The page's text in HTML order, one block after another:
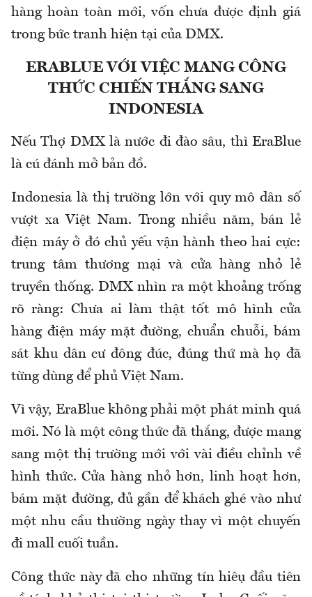
hàng hoàn toàn mới, vốn chưa được định giá
trong bức tranh hiện tại của DMX.
ERABLUE VỚI VIỆC MANG CÔNG
THỨC CHIẾN THẮNG SANG
INDONESIA
Nếu Thợ DMX là nước đi đào sâu, thì EraBlue
là cú đánh mở bản đồ.
Indonesia là thị trường lớn với quy mô dân số
vượt xa Việt Nam. Trong nhiều năm, bán lẻ
điện máy ở đó chủ yếu vận hành theo hai cực:
trung tâm thương mại và cửa hàng nhỏ lẻ
truyền thống. DMX nhìn ra một khoảng trống
rõ ràng: Chưa ai làm thật tốt mô hình cửa
hàng điện máy mặt đường, chuẩn chuỗi, bám
sát khu dân cư đông đúc, đúng thứ mà họ đã
từng dùng để phủ Việt Nam.
Vì vậy, EraBlue không phải một phát minh quá
mới. Nó là một công thức đã thắng, được mang
sang một thị trường mới với vài điều chỉnh về
hình thức. Cửa hàng nhỏ hơn, linh hoạt hơn,
bám mặt đường, đủ gần để khách ghé vào như
một nhu cầu thường ngày thay vì một chuyến
đi mall cuối tuần.
Công thức này đã cho những tín hiệu đầu tiên